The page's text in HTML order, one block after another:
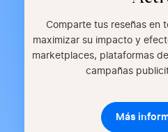
Comparte tus reseñas en
maximizar su impacto y
marketplaces, plataformas
campañas
Más